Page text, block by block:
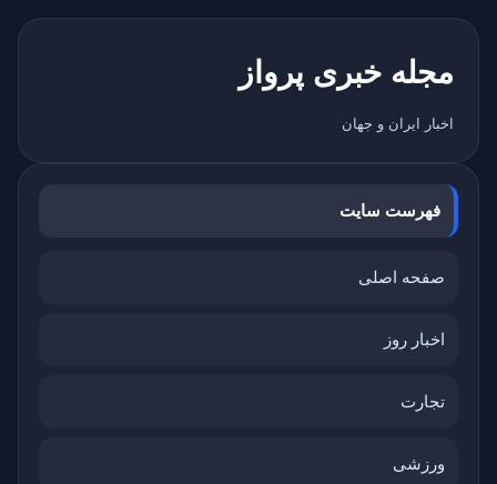
مجله خبری پرواز
اخبار ایران و جهان
فهرست سایت
صفحه اصلی
اخبار روز
تجارت
ورزشی